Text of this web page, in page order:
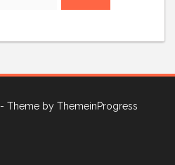
Theme by ThemeinProgress